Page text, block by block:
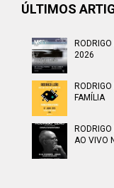
ÚLTIMOS
2026
FAMÍLIA
AO VIVO